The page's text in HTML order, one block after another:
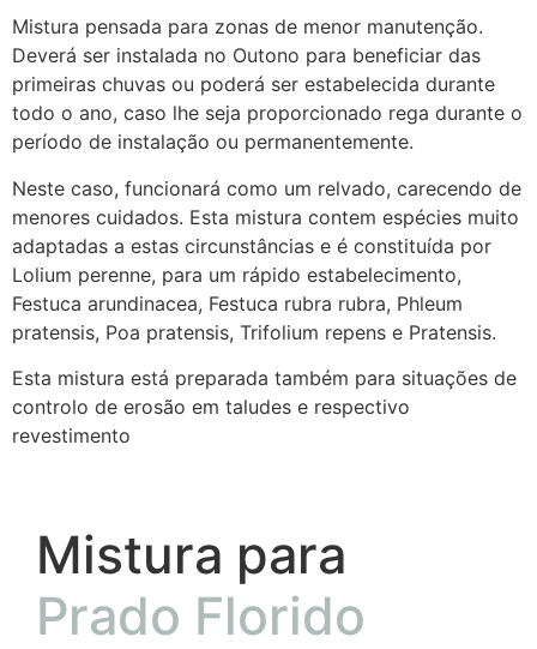
Mistura pensada para zonas de menor manutenção.
Deverá ser instalada no Outono para beneficiar das
primeiras chuvas ou poderá ser estabelecida durante
todo o ano, caso lhe seja proporcionado rega durante o
período de instalação ou permanentemente.
Neste caso, funcionará como um relvado, carecendo de
menores cuidados. Esta mistura contem espécies muito
adaptadas a estas circunstâncias e é constituída por
Lolium perenne, para um rápido estabelecimento,
Festuca arundinacea, Festuca rubra rubra, Phleum
pratensis, Poa pratensis, Trifolium repens e Pratensis.
Esta mistura está preparada também para situações de
controlo de erosão em taludes e respectivo
revestimento
Mistura para
Prado Florido